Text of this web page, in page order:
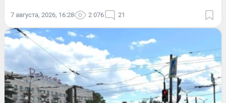
7 августа, 2026, 16:28 2 076 21